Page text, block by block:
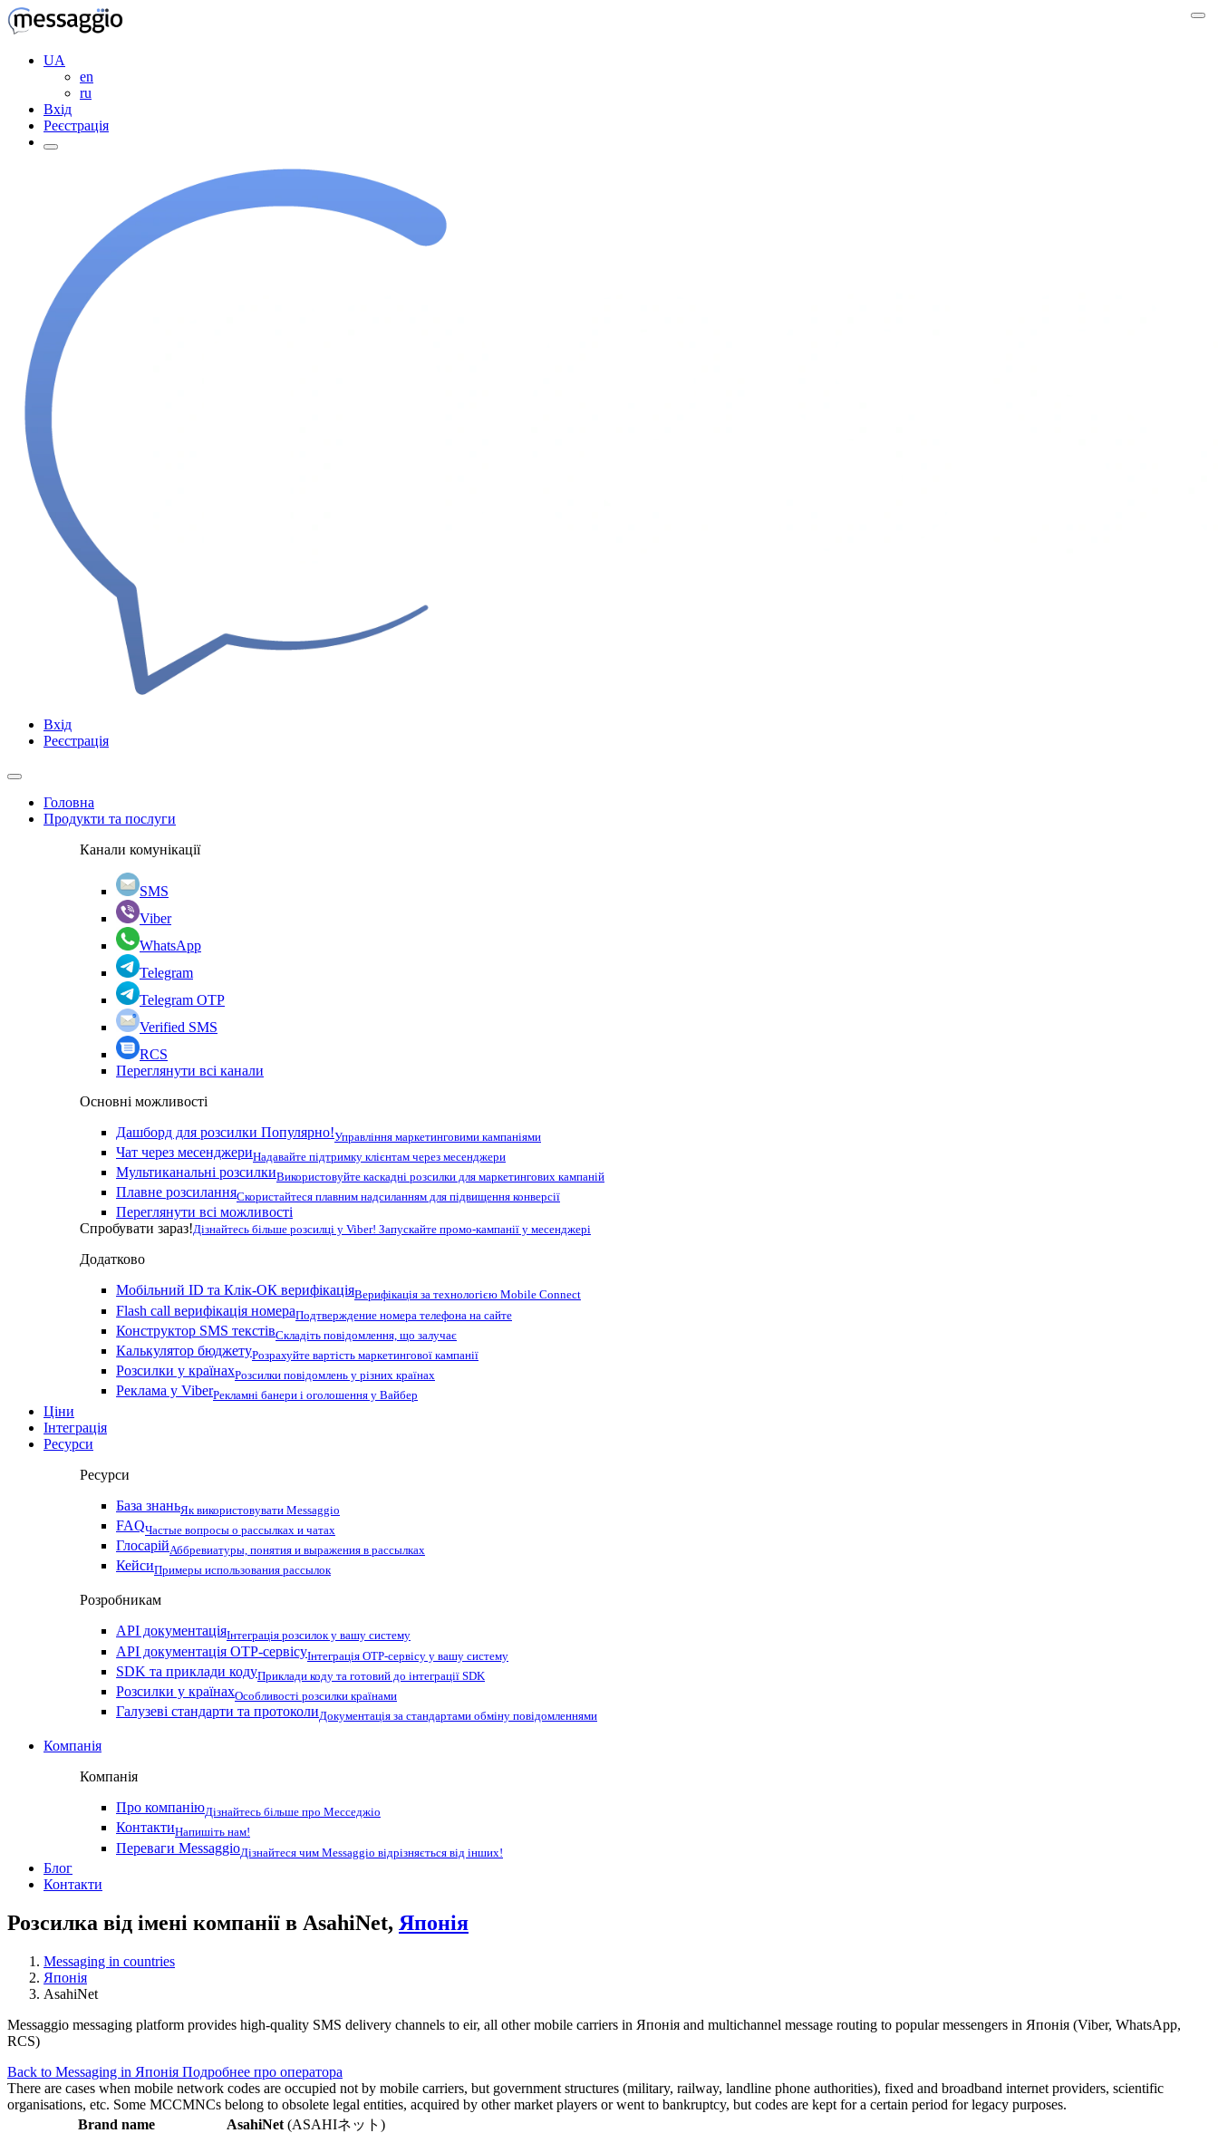
UA
en
ru
Вхід
Реєстрація
Вхід
Реєстрація
Головна
Продукти та послуги
Канали комунікації
SMS
Viber
WhatsApp
Telegram
Telegram OTP
Verified SMS
RCS
Переглянути всі канали
Основні можливості
Дашборд для розсилки Популярно!Управління маркетинговими кампаніями
Чат через месенджериНадавайте підтримку клієнтам через месенджери
Мультиканальні розсилкиВикористовуйте каскадні розсилки для маркетингових кампаній
Плавне розсиланняСкористайтеся плавним надсиланням для підвищення конверсії
Переглянути всі можливості
Спробувати зараз!Дізнайтесь більше розсилці у Viber! Запускайте промо-кампанії у месенджері
Додатково
Мобільний ID та Клік-ОК верифікаціяВерифікація за технологією Mobile Connect
Flash call верифікація номераПодтверждение номера телефона на сайте
Конструктор SMS текстівСкладіть повідомлення, що залучає
Калькулятор бюджетуРозрахуйте вартість маркетингової кампанії
Розсилки у країнахРозсилки повідомлень у різних країнах
Реклама у ViberРекламні банери і оголошення у Вайбер
Ціни
Інтеграція
Ресурси
Ресурси
База знаньЯк використовувати Messaggio
FAQЧастые вопросы о рассылках и чатах
ГлосарійАббревиатуры, понятия и выражения в рассылках
КейсиПримеры использования рассылок
Розробникам
API документаціяІнтеграція розсилок у вашу систему
API документація OTP-сервісуІнтеграція OTP-сервісу у вашу систему
SDK та приклади кодуПриклади коду та готовий до інтеграції SDK
Розсилки у країнахОсобливості розсилки країнами
Галузеві стандарти та протоколиДокументація за стандартами обміну повідомленнями
Компанія
Компанія
Про компаніюДізнайтесь більше про Месседжіо
КонтактиНапишіть нам!
Переваги MessaggioДізнайтеся чим Messaggio відрізняється від інших!
Блог
Контакти
Розсилка від імені компанії в AsahiNet, Японія
Messaging in countries
Японія
AsahiNet
Messaggio messaging platform provides high-quality SMS delivery channels to eir, all other mobile carriers in Японія and multichannel message routing to popular messengers in Японія (Viber, WhatsApp,
RCS)
Back to Messaging in Японія Подробнее про оператора
There are cases when mobile network codes are occupied not by mobile carriers, but government structures (military, railway, landline phone authorities), fixed and broadband internet providers, scientific
organisations, etc. Some MCCMNCs belong to obsolete legal entities, acquired by other market players or went to bankruptcy, but codes are kept for a certain period for legacy purposes.
Brand name
AsahiNet (ASAHIネット)